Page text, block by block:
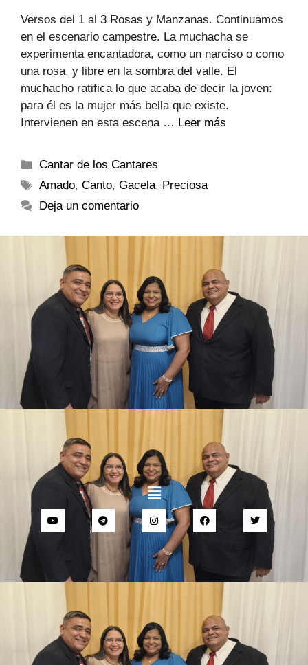
Versos del 1 al 3 Rosas y Manzanas. Continuamos
en el escenario campestre. La muchacha se
experimenta encantadora, como un narciso o como
una rosa, y libre en la sombra del valle. El
muchacho ratifica lo que acaba de decir la joven:
para él es la mujer más bella que existe.
Intervienen en esta escena … Leer más
Cantar de los Cantares
Amado,Canto,Gacela, Preciosa
Deja un comentario